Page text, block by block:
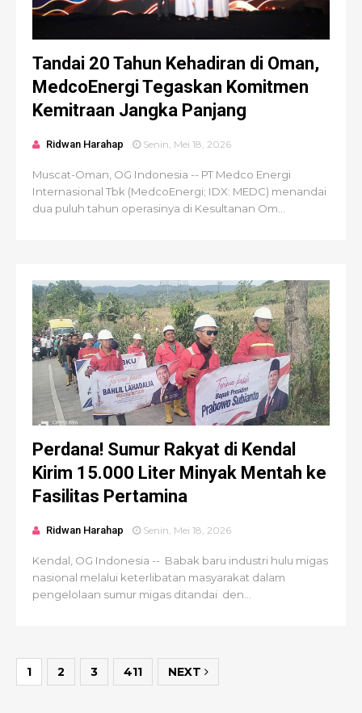
Tandai 20 Tahun Kehadiran di Oman,
MedcoEnergi Tegaskan Komitmen
Kemitraan Jangka Panjang
Ridwan Harahap Senin, Mei 18, 2026
Muscat-Oman, OG Indonesia -- PT Medco Energi
Internasional Tbk (MedcoEnergi; IDX: MEDC) menandai
dua puluh tahun operasinya di Kesultanan Om...
Perdana! Sumur Rakyat di Kendal
Kirim 15.000 Liter Minyak Mentah ke
Fasilitas Pertamina
Ridwan Harahap Senin, Mei 18, 2026
Kendal, OG Indonesia -- Babak baru industri hulu migas
nasional melalui keterlibatan masyarakat dalam
pengelolaan sumur migas ditandai den...
1 2 3 411 NEXT